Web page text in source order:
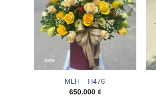
MLH – H476
650.000 ₫